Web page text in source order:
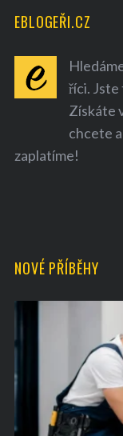
EBLOGEŘI.CZ
říci. Jste
Získáte
chcete
zaplatíme!
NOVÉ PŘÍBĚHY